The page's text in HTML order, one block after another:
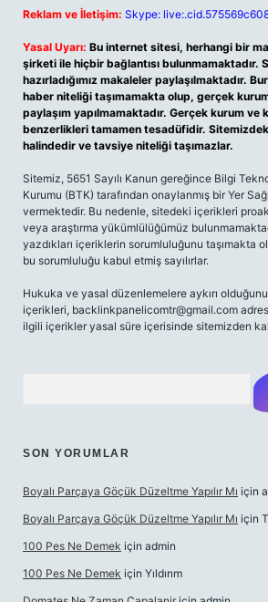
Reklam ve İletişim: Skype:
Yasal Uyarı: Bu internet sitesi, herhangi bir
şirketi ile hiçbir bağlantısı bulunmamaktadır.
hazırladığımız makaleler paylaşılmaktadır.
haber niteliği taşımamakta olup, gerçek
paylaşım yapılmamaktadır. Gerçek kurum ve
benzerlikleri tamamen tesadüfidir.
halindedir ve tavsiye niteliği taşımazlar.
Sitemiz, 5651 Sayılı Kanun gereğince Bilgi
Kurumu (BTK) tarafından onaylanmış bir Yer
vermektedir. Bu nedenle, sitedeki içerikleri
veya araştırma yükümlülüğümüz
yazdıkları içeriklerin sorumluluğunu taşımakta
bu sorumluluğu kabul etmiş sayılırlar.
Hukuka ve yasal düzenlemelere aykırı
içerikleri, backlinkpanelicomtr@gmail.com
ilgili içerikler yasal süre içerisinde sitemizden
SON YORUMLAR
Boyalı Parçaya Göçük Düzeltme Yapılır Mı için
Boyalı Parçaya Göçük Düzeltme Yapılır Mı için
100 Pes Ne Demek için admin
100 Pes Ne Demek için Yıldırım